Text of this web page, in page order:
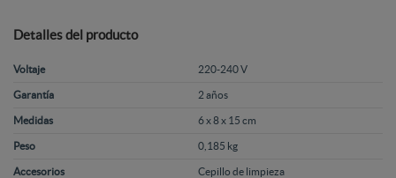
Detalles del producto
Voltaje 220-240 V
Garantía 2 años
Medidas 6 x 8 x 15 cm
Peso 0,185 kg
Accesorios Cepillo de limpieza